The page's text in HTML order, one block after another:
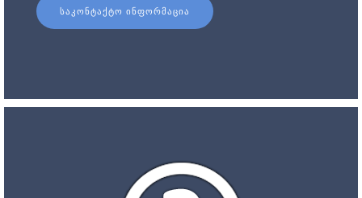
ᲡᲐᲙᲝᲜᲢᲐᲥᲢᲝ ᲘᲜᲤᲝᲠᲛᲐᲪᲘᲐ